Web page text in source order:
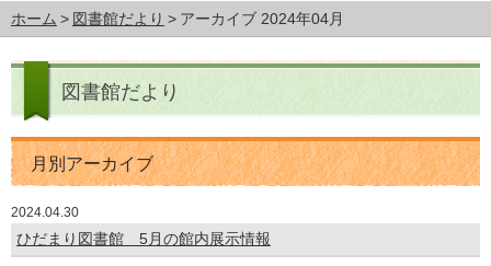
ホーム 図書館だより アーカイブ 2024年04月
図書館だより
月別アーカイブ
2024.04.30
ひだまり図書館 5月の館内展示情報